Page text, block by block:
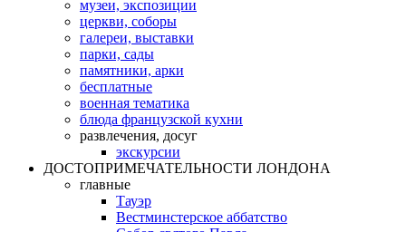
музеи, экспозиции
церкви, соборы
галереи, выставки
парки, сады
памятники, арки
бесплатные
военная тематика
блюда французской кухни
развлечения, досуг
экскурсии
ДОСТОПРИМЕЧАТЕЛЬНОСТИ ЛОНДОНА
главные
Тауэр
Вестминстерское аббатство